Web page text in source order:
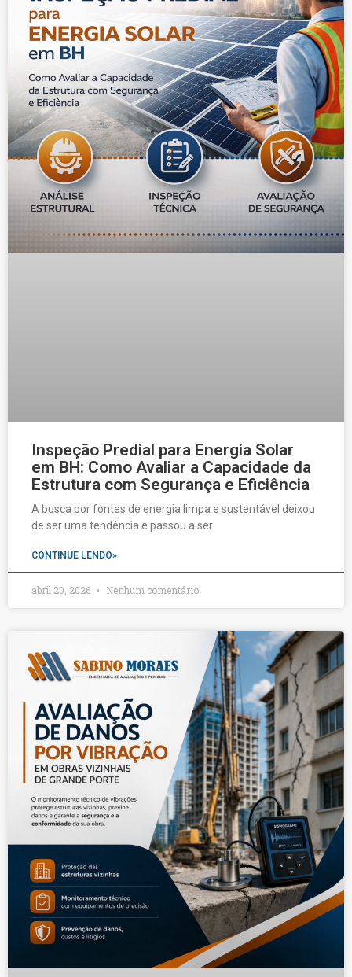
Inspeção Predial para Energia Solar
em BH: Como Avaliar a Capacidade da
Estrutura com Segurança e Eficiência
A busca por fontes de energia limpa e sustentável deixou
de ser uma tendência e passou a ser
CONTINUE LENDO»
abril 20, 2026 Nenhum comentário